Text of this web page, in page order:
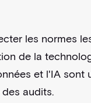
les normes
de la
et l'IA sont
des audits.